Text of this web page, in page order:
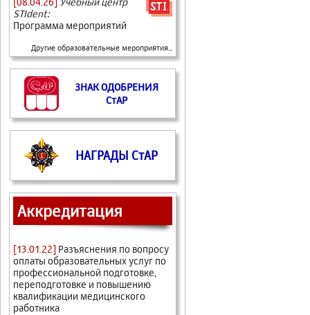
STIdent:
Программа мероприятий
Другие образовательные мероприятия...
ЗНАК ОДОБРЕНИЯ
СтАР
НАГРАДЫ СтАР
Аккредитация
[13.01.22] Разъяснения по вопросу
оплаты образовательных услуг по
профессиональной подготовке,
переподготовке и повышению
квалификации медицинского
работника